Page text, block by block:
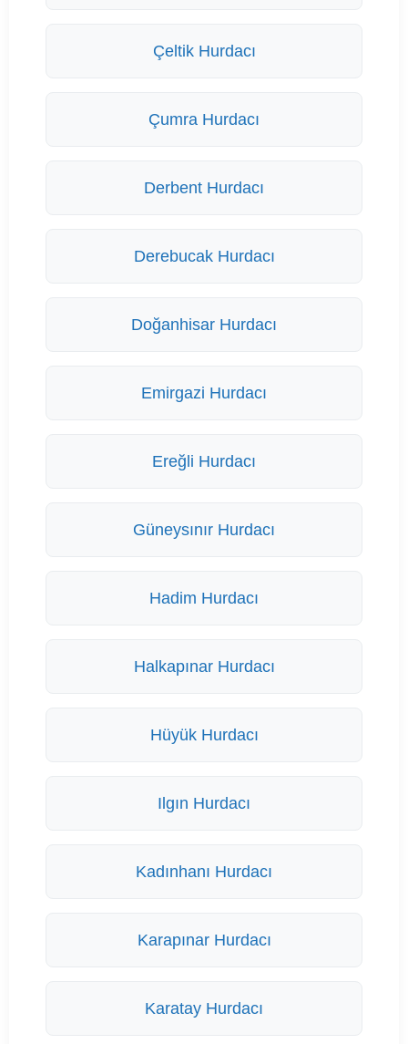
Çeltik Hurdacı
Çumra Hurdacı
Derbent Hurdacı
Derebucak Hurdacı
Doğanhisar Hurdacı
Emirgazi Hurdacı
Ereğli Hurdacı
Güneysınır Hurdacı
Hadim Hurdacı
Halkapınar Hurdacı
Hüyük Hurdacı
Ilgın Hurdacı
Kadınhanı Hurdacı
Karapınar Hurdacı
Karatay Hurdacı